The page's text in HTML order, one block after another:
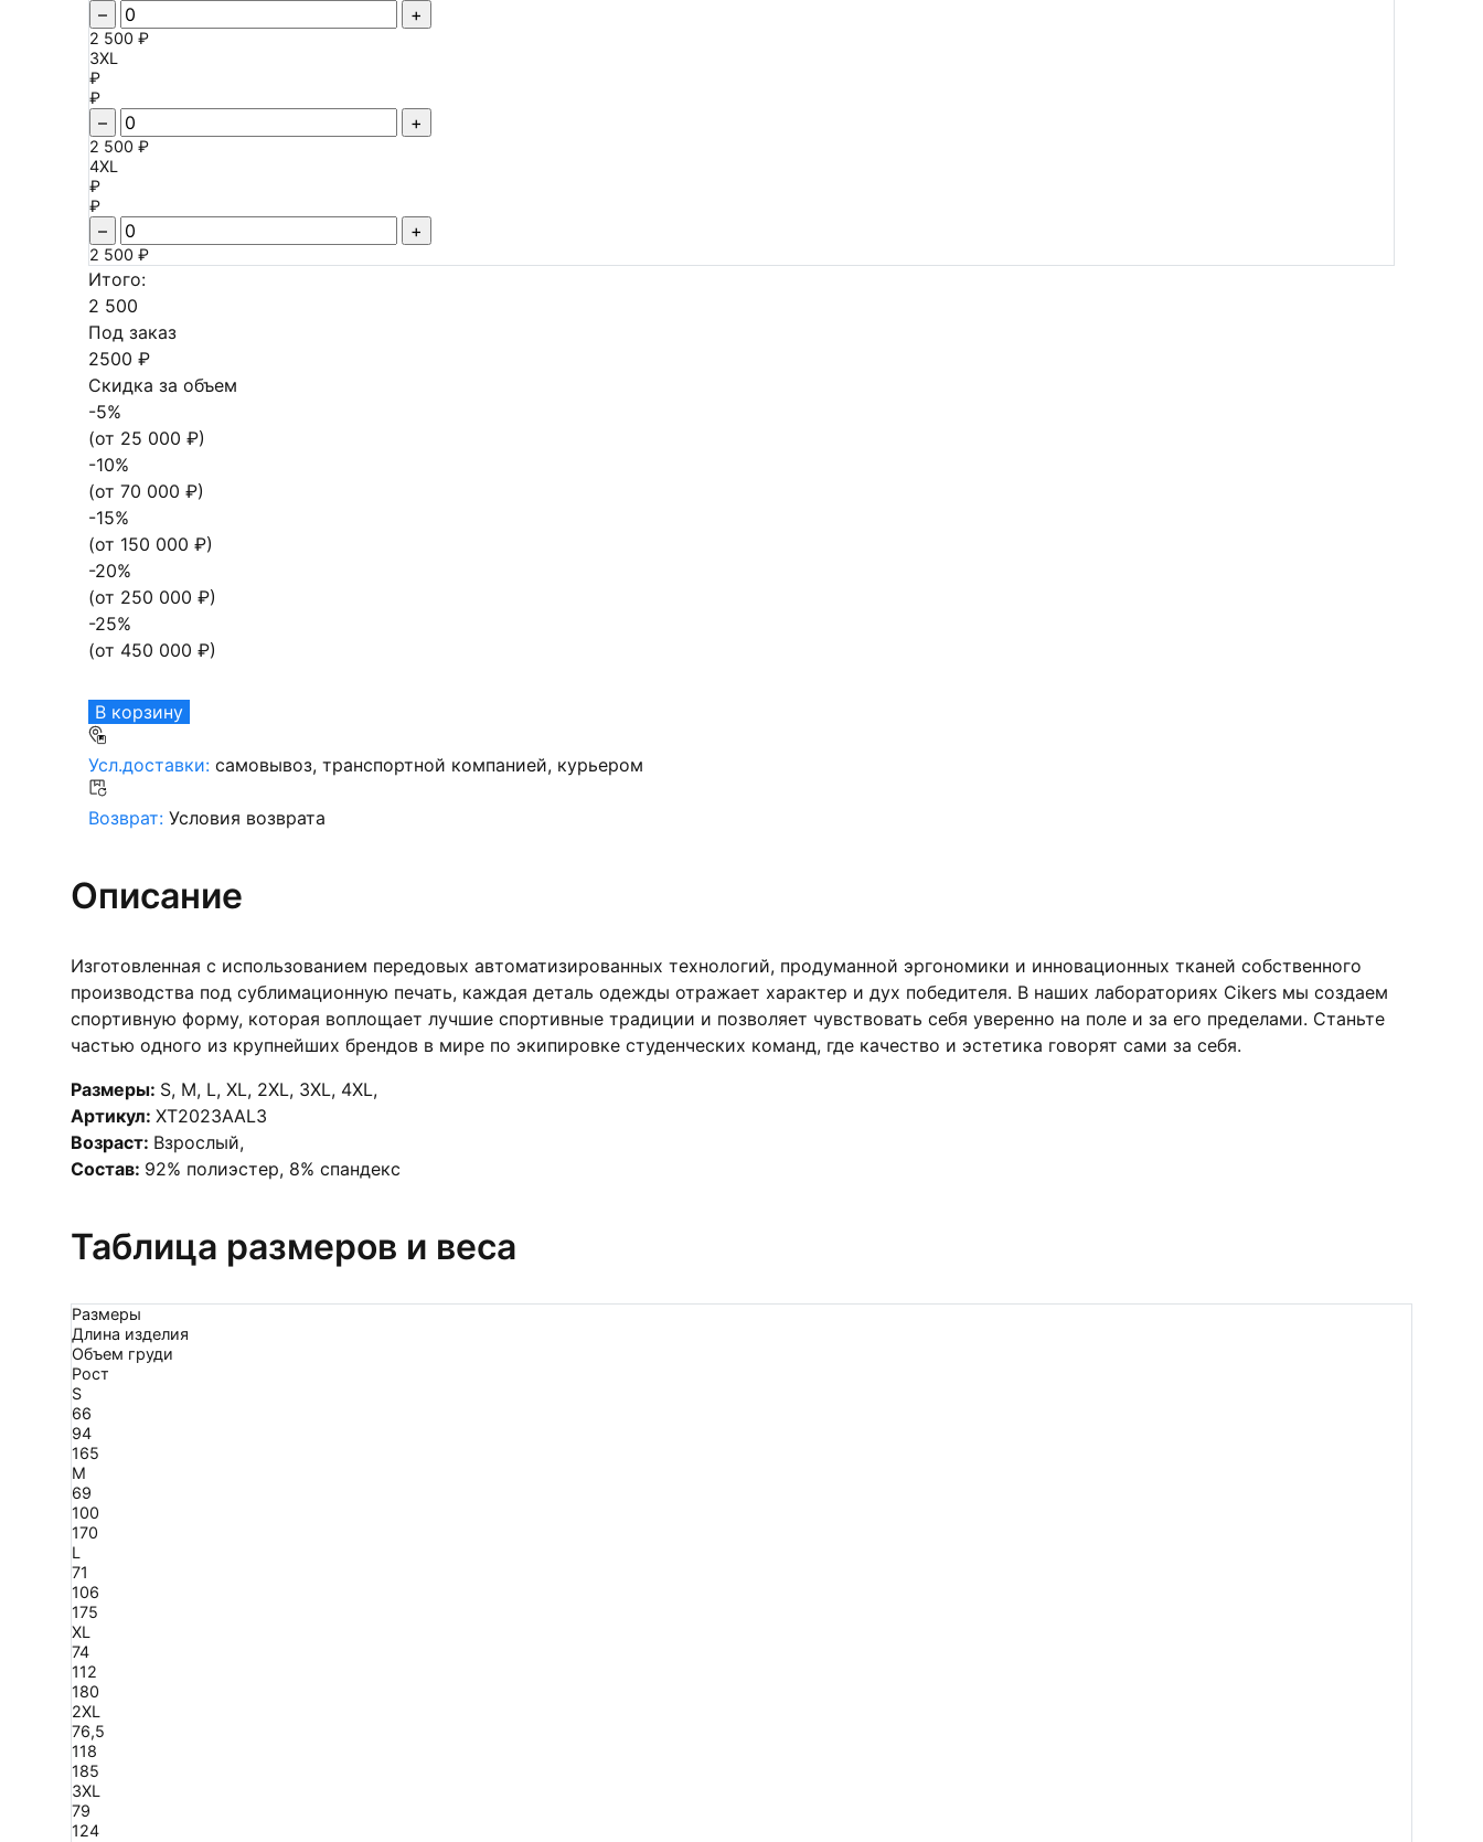
– +
2 500 ₽
3XL
₽
₽
– +
2 500 ₽
4XL
₽
₽
– +
2 500 ₽
Итого:
2 500
Под заказ
2500 ₽
Скидка за объем
-5%
(от 25 000 ₽)
-10%
(от 70 000 ₽)
-15%
(от 150 000 ₽)
-20%
(от 250 000 ₽)
-25%
(от 450 000 ₽)
В корзину
Усл.доставки: самовывоз, транспортной компанией, курьером
Возврат: Условия возврата
Описание
Изготовленная с использованием передовых автоматизированных технологий, продуманной эргономики и инновационных тканей собственного
производства под сублимационную печать, каждая деталь одежды отражает характер и дух победителя. В наших лабораториях Cikers мы создаем
спортивную форму, которая воплощает лучшие спортивные традиции и позволяет чувствовать себя уверенно на поле и за его пределами. Станьте
частью одного из крупнейших брендов в мире по экипировке студенческих команд, где качество и эстетика говорят сами за себя.
Размеры: S, M, L, XL, 2XL, 3XL, 4XL,
Артикул: XT2023AAL3
Возраст: Взрослый,
Состав: 92% полиэстер, 8% спандекс
Таблица размеров и веса
Размеры
Длина изделия
Объем груди
Рост
S
66
94
165
M
69
100
170
L
71
106
175
XL
74
112
180
2XL
76,5
118
185
3XL
79
124